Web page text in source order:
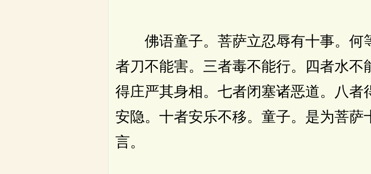
佛语童子。菩萨立忍辱有十事。何
者刀不能害。三者毒不能行。四者水不
得庄严其身相。七者闭塞诸恶道。八者
安隐。十者安乐不移。童子。是为菩萨
言。